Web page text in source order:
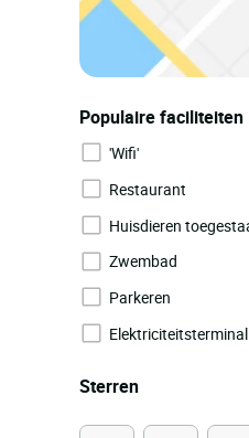
Populaire faciliteiten
'Wifi'
Restaurant
Huisdieren
Zwembad
Parkeren
Elektriciteitsterminal
Sterren